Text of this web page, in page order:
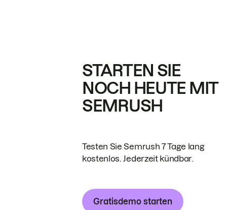
STARTEN SIE
NOCH HEUTE MIT
SEMRUSH
Testen Sie Semrush 7 Tage lang
kostenlos. Jederzeit kündbar.
Gratisdemo starten